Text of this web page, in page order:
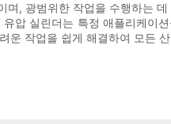
, 광범위한 작업을 수행하는
압 실린더는 특정 애플리케이
운 작업을 쉽게 해결하여 모든